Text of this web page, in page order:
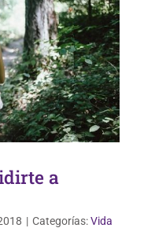
a
| Categorías:Vida